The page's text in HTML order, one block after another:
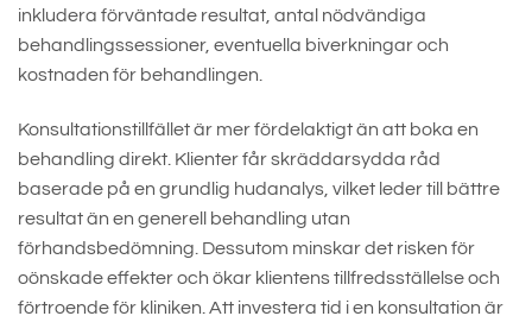
inkludera förväntade resultat, antal nödvändiga
behandlingssessioner, eventuella biverkningar och
kostnaden för behandlingen.
Konsultationstillfället är mer fördelaktigt än att boka en
behandling direkt. Klienter får skräddarsydda råd
baserade på en grundlig hudanalys, vilket leder till bättre
resultat än en generell behandling utan
förhandsbedömning. Dessutom minskar det risken för
oönskade effekter och ökar klientens tillfredsställelse och
förtroende för kliniken. Att investera tid i en konsultation är